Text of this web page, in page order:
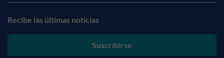
Recibe las últimas noticias
Suscribirse